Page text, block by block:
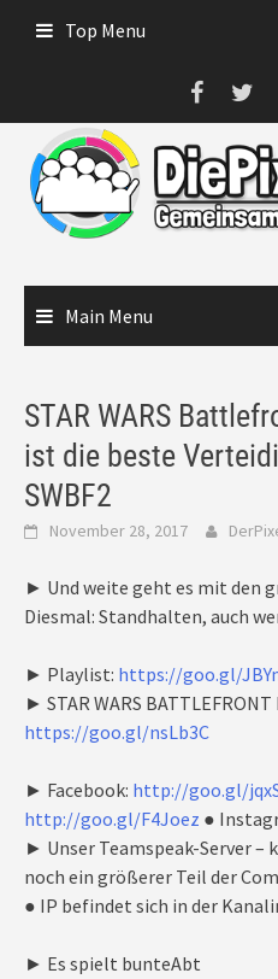
Top Menu
Main Menu
STAR WARS
ist die beste
SWBF2
November 28, 2017
► Und weite geht es mit den
Diesmal: Standhalten, auch
► Playlist: https://goo.gl/
► STAR WARS
https://goo.gl/nsLb3C
► Facebook: http://goo.gl/
http://goo.gl/F4Joez ●
► Unser Teamspeak-Server –
noch ein größerer Teil der
● IP befindet sich in der
► Es spielt bunteAbt